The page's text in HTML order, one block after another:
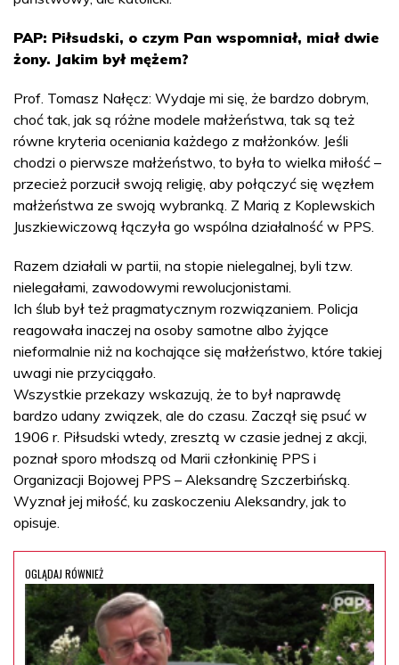
PAP: Piłsudski, o czym Pan wspomniał, miał dwie
żony. Jakim był mężem?
Prof. Tomasz Nałęcz: Wydaje mi się, że bardzo dobrym,
choć tak, jak są różne modele małżeństwa, tak są też
równe kryteria oceniania każdego z małżonków. Jeśli
chodzi o pierwsze małżeństwo, to była to wielka miłość –
przecież porzucił swoją religię, aby połączyć się węzłem
małżeństwa ze swoją wybranką. Z Marią z Koplewskich
Juszkiewiczową łączyła go wspólna działalność w PPS.
Razem działali w partii, na stopie nielegalnej, byli tzw.
nielegałami, zawodowymi rewolucjonistami.
Ich ślub był też pragmatycznym rozwiązaniem. Policja
reagowała inaczej na osoby samotne albo żyjące
nieformalnie niż na kochające się małżeństwo, które takiej
uwagi nie przyciągało.
Wszystkie przekazy wskazują, że to był naprawdę
bardzo udany związek, ale do czasu. Zaczął się psuć w
1906 r. Piłsudski wtedy, zresztą w czasie jednej z akcji,
poznał sporo młodszą od Marii członkinię PPS i
Organizacji Bojowej PPS – Aleksandrę Szczerbińską.
Wyznał jej miłość, ku zaskoczeniu Aleksandry, jak to
opisuje.
OGLĄDAJ RÓWNIEŻ